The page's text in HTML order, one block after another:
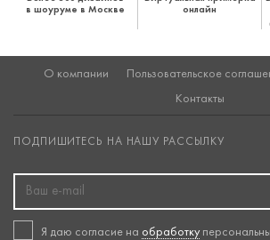
в шоуруме в Москве
онлайн
О компании Пользовательское
Контакты
ПОДПИШИТЕСЬ НА НАШУ РАССЫЛКУ
Я даю согласие на обработку